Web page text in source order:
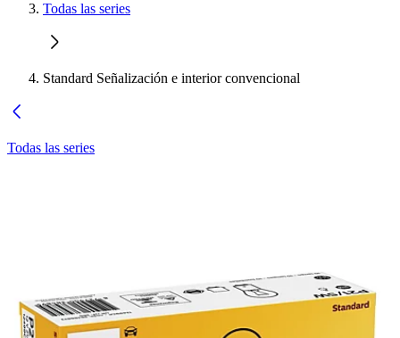
Todas las series
Standard Señalización e interior convencional
Todas las series